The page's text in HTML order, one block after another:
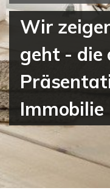
Wir
geht - die
Immobilie